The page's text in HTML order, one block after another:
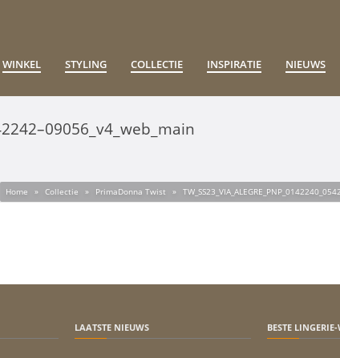
WINKEL STYLING COLLECTIE INSPIRATIE NIEUWS
Home » Collectie » PrimaDonna Twist »
LAATSTE NIEUWS BESTE